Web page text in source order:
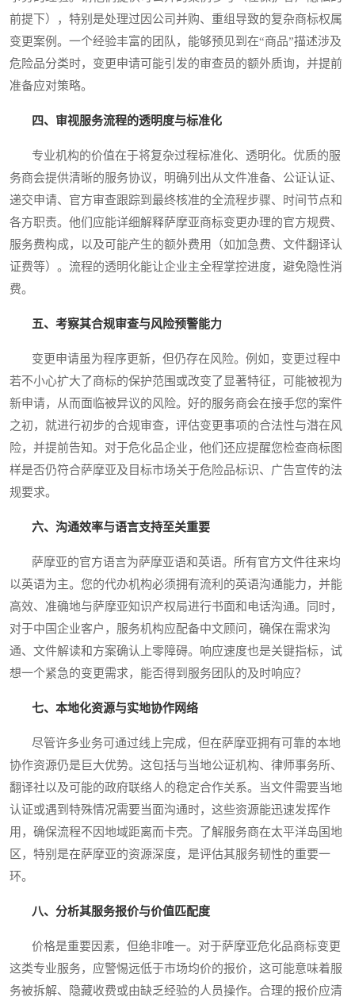
前提下），特别是处理过因公司并购、重组导致的复杂商标权属
变更案例。一个经验丰富的团队，能够预见到在“商品”描述涉及
危险品分类时，变更申请可能引发的审查员的额外质询，并提前
准备应对策略。
四、审视服务流程的透明度与标准化
专业机构的价值在于将复杂过程标准化、透明化。优质的服
务商会提供清晰的服务协议，明确列出从文件准备、公证认证、
递交申请、官方审查跟踪到最终核准的全流程步骤、时间节点和
各方职责。他们应能详细解释萨摩亚商标变更办理的官方规费、
服务费构成，以及可能产生的额外费用（如加急费、文件翻译认
证费等）。流程的透明化能让企业主全程掌控进度，避免隐性消
费。
五、考察其合规审查与风险预警能力
变更申请虽为程序更新，但仍存在风险。例如，变更过程中
若不小心扩大了商标的保护范围或改变了显著特征，可能被视为
新申请，从而面临被异议的风险。好的服务商会在接手您的案件
之初，就进行初步的合规审查，评估变更事项的合法性与潜在风
险，并提前告知。对于危化品企业，他们还应提醒您检查商标图
样是否仍符合萨摩亚及目标市场关于危险品标识、广告宣传的法
规要求。
六、沟通效率与语言支持至关重要
萨摩亚的官方语言为萨摩亚语和英语。所有官方文件往来均
以英语为主。您的代办机构必须拥有流利的英语沟通能力，并能
高效、准确地与萨摩亚知识产权局进行书面和电话沟通。同时，
对于中国企业客户，服务机构应配备中文顾问，确保在需求沟
通、文件解读和方案确认上零障碍。响应速度也是关键指标，试
想一个紧急的变更需求，能否得到服务团队的及时响应？
七、本地化资源与实地协作网络
尽管许多业务可通过线上完成，但在萨摩亚拥有可靠的本地
协作资源仍是巨大优势。这包括与当地公证机构、律师事务所、
翻译社以及可能的政府联络人的稳定合作关系。当文件需要当地
认证或遇到特殊情况需要当面沟通时，这些资源能迅速发挥作
用，确保流程不因地域距离而卡壳。了解服务商在太平洋岛国地
区，特别是在萨摩亚的资源深度，是评估其服务韧性的重要一
环。
八、分析其服务报价与价值匹配度
价格是重要因素，但绝非唯一。对于萨摩亚危化品商标变更
这类专业服务，应警惕远低于市场均价的报价，这可能意味着服
务被拆解、隐藏收费或由缺乏经验的人员操作。合理的报价应清